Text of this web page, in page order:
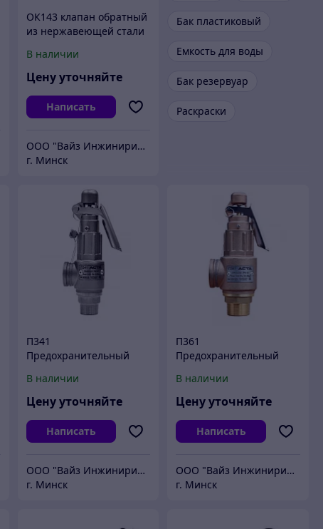
ОК143 клапан обратный
из нержавеющей стали
В наличии
Цену уточняйте
Написать
ООО "Вайз Инжиниринг"
г. Минск
Бак пластиковый
Емкость для воды
Бак резервуар
Раскраски
П341
Предохранительный
нержавеющей стали
(Ранее П04)
В наличии
Цену уточняйте
Написать
ООО "Вайз Инжиниринг"
г. Минск
П361
Предохранительный
П04)
В наличии
Цену уточняйте
Написать
ООО "Вайз Инжиниринг"
г. Минск